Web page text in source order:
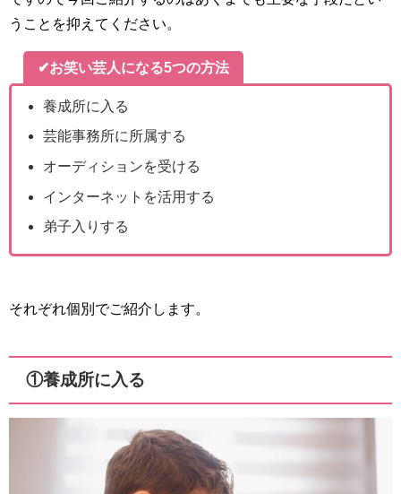
うことを抑えてください。
✔お笑い芸人になる5つの方法
養成所に入る
芸能事務所に所属する
オーディションを受ける
インターネットを活用する
弟子入りする
それぞれ個別でご紹介します。
①養成所に入る